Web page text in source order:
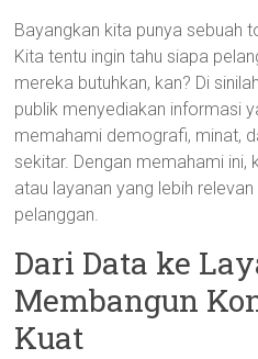
Bayangkan kita punya sebuah
Kita tentu ingin tahu siapa
mereka butuhkan, kan? Di
publik menyediakan informasi
memahami demografi, minat,
sekitar. Dengan memahami
atau layanan yang lebih
pelanggan.
Dari Data ke
Membangun
Kuat